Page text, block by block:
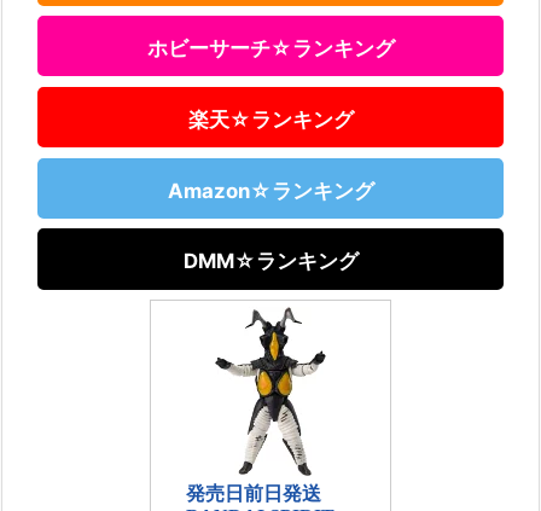
ホビーサーチ☆ランキング
楽天☆ランキング
Amazon☆ランキング
DMM☆ランキング